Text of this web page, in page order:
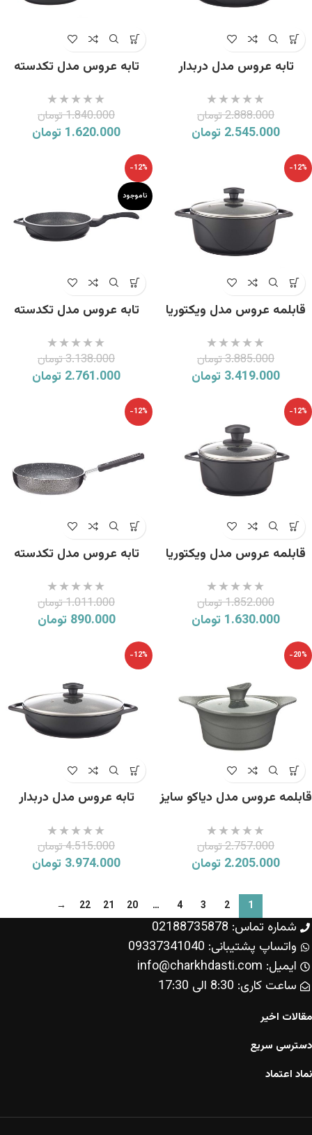
تابه عروس مدل دربدار
2.888.000تومان
2.545.000 تومان
تابه عروس مدل تکدسته
1.840.000تومان
1.620.000 تومان
-12%
قابلمه عروس مدل ویکتوریا
3.885.000تومان
3.419.000 تومان
-12%
ناموجود
تابه عروس مدل تکدسته
3.138.000تومان
2.761.000 تومان
-12%
قابلمه عروس مدل ویکتوریا
1.852.000تومان
1.630.000 تومان
-12%
تابه عروس مدل تکدسته
1.011.000تومان
890.000 تومان
-20%
قابلمه عروس مدل دیاکو سایز
2.757.000تومان
2.205.000 تومان
-12%
تابه عروس مدل دربدار
4.515.000تومان
3.974.000 تومان
1
2
3
4
…
20
21
22
→
شماره تماس: 02188735878
واتساپ پشتیبانی: 09337341040
ایمیل: info@charkhdasti.com
ساعت کاری: 8:30 الی 17:30
مقالات اخیر
دسترسی سریع
نماد اعتماد